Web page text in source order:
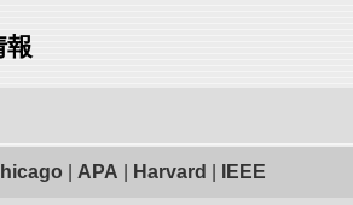
報
APA Harvard IEEE